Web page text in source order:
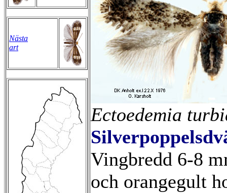
Nästa
art
Ectoedemia
Vingbredd 6-8
och orangegult